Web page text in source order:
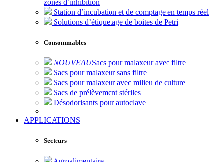
zones d’inhibition
Station d’incubation et de comptage en temps réel
Solutions d’étiquetage de boites de Petri
Consommables
NOUVEAUSacs pour malaxeur avec filtre
Sacs pour malaxeur sans filtre
Sacs pour malaxeur avec milieu de culture
Sacs de prélèvement stériles
Désodorisants pour autoclave
APPLICATIONS
Secteurs